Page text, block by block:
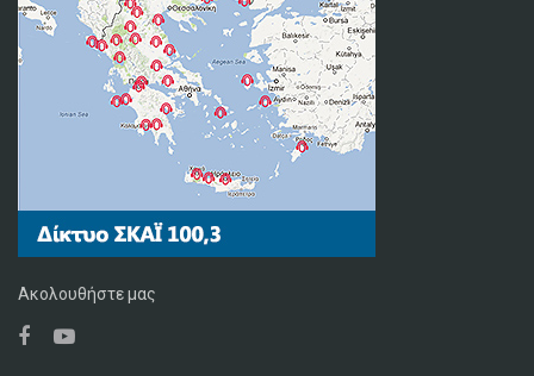
Ακολουθήστε μας